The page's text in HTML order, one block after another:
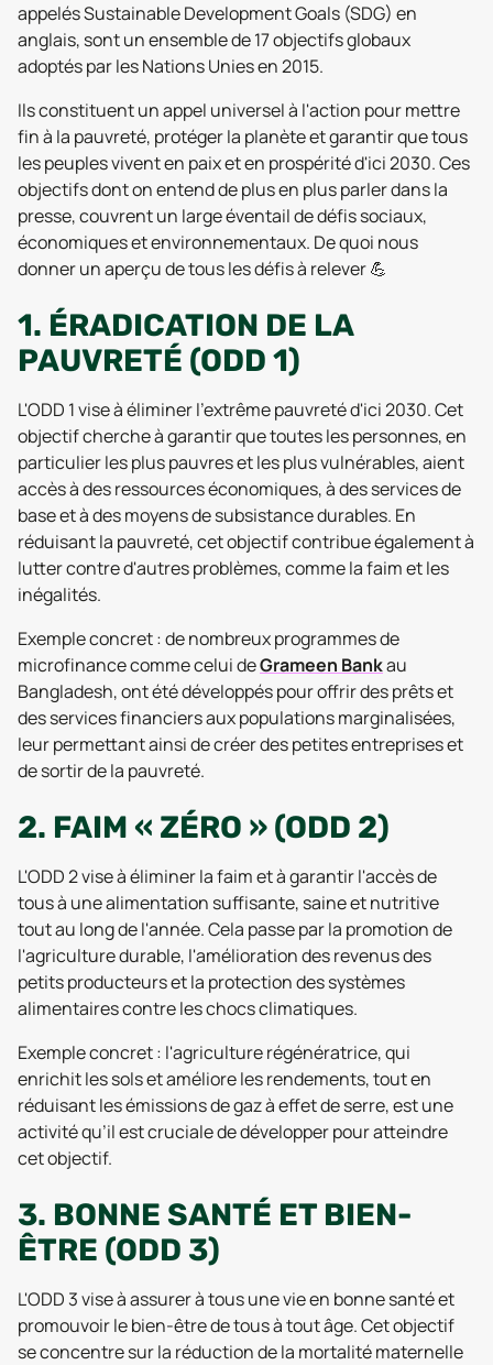
appelés Sustainable Development Goals (SDG) en
anglais, sont un ensemble de 17 objectifs globaux
adoptés par les Nations Unies en 2015.
Ils constituent un appel universel à l'action pour mettre
fin à la pauvreté, protéger la planète et garantir que tous
les peuples vivent en paix et en prospérité d'ici 2030. Ces
objectifs dont on entend de plus en plus parler dans la
presse, couvrent un large éventail de défis sociaux,
économiques et environnementaux. De quoi nous
donner un aperçu de tous les défis à relever 💪
1. ÉRADICATION DE LA
PAUVRETÉ (ODD 1)
L'ODD 1 vise à éliminer l'extrême pauvreté d'ici 2030. Cet
objectif cherche à garantir que toutes les personnes, en
particulier les plus pauvres et les plus vulnérables, aient
accès à des ressources économiques, à des services de
base et à des moyens de subsistance durables. En
réduisant la pauvreté, cet objectif contribue également à
lutter contre d'autres problèmes, comme la faim et les
inégalités.
Exemple concret : de nombreux programmes de
microfinance comme celui deGrameen Bankau
Bangladesh, ont été développés pour offrir des prêts et
des services financiers aux populations marginalisées,
leur permettant ainsi de créer des petites entreprises et
de sortir de la pauvreté.
2. FAIM « ZÉRO » (ODD 2)
L'ODD 2 vise à éliminer la faim et à garantir l'accès de
tous à une alimentation suffisante, saine et nutritive
tout au long de l'année. Cela passe par la promotion de
l'agriculture durable, l'amélioration des revenus des
petits producteurs et la protection des systèmes
alimentaires contre les chocs climatiques.
Exemple concret : l'agriculture régénératrice, qui
enrichit les sols et améliore les rendements, tout en
réduisant les émissions de gaz à effet de serre, est une
activité qu’il est cruciale de développer pour atteindre
cet objectif.
3. BONNE SANTÉ ET BIEN-
ÊTRE (ODD 3)
L'ODD 3 vise à assurer à tous une vie en bonne santé et
promouvoir le bien-être de tous à tout âge. Cet objectif
se concentre sur la réduction de la mortalité maternelle